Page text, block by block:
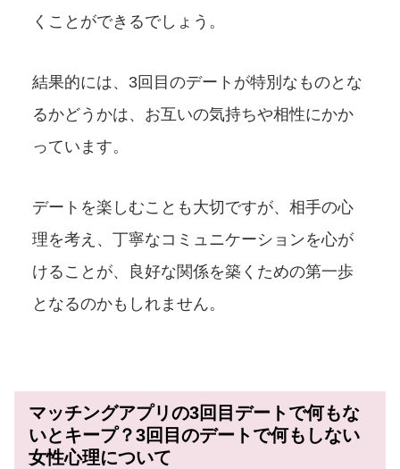
くことができるでしょう。
結果的には、3回目のデートが特別なものとな
るかどうかは、お互いの気持ちや相性にかか
っています。
デートを楽しむことも大切ですが、相手の心
理を考え、丁寧なコミュニケーションを心が
けることが、良好な関係を築くための第一歩
となるのかもしれません。
マッチングアプリの3回目デートで何もな
いとキープ？3回目のデートで何もしない
女性心理について